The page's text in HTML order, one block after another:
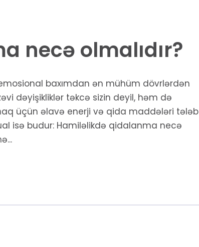
necə olmalıdır?
baxımdan ən mühüm dövrlərdən
dəyişikliklər təkcə sizin deyil, həm də
üçün əlavə enerji və qida maddələri tələb
isə budur: Hamiləlikdə qidalanma necə